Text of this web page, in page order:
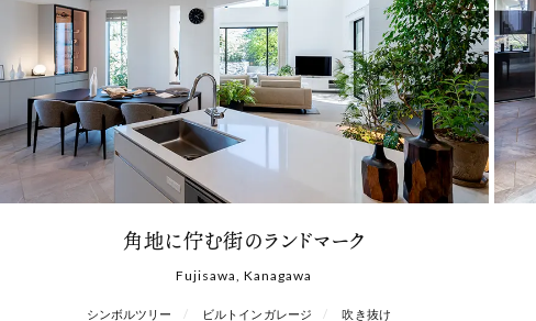
角地に佇む街のランドマーク
Fujisawa, Kanagawa
シンボルツリー ビルトインガレージ 吹き抜け